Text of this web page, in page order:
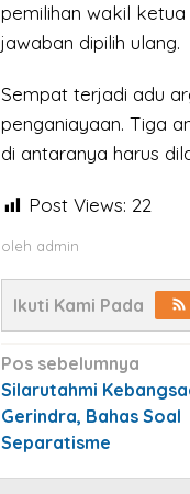
pemilihan wakil
jawaban dipilih ulang.
Sempat terjadi adu
penganiayaan. Tiga
di antaranya harus
Post Views: 22
oleh admin
Ikuti Kami Pada
Navigasi
pos
Pos sebelumnya
Silarutahmi
Gerindra, Bahas Soal
Separatisme